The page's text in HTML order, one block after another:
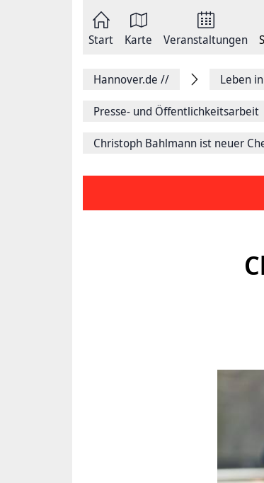
Start Karte Veranstaltungen
Hannover.de // Leben
Presse- und Öffentlichkeitsarbeit
Christoph Bahlmann ist neuer